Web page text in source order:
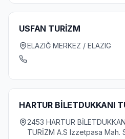
USFAN TURİZM
ELAZIĞ MERKEZ / ELAZIG
HARTUR BİLETDUKKANI
2453 HARTUR
TURİZM A.S Izzetpasa Mah.